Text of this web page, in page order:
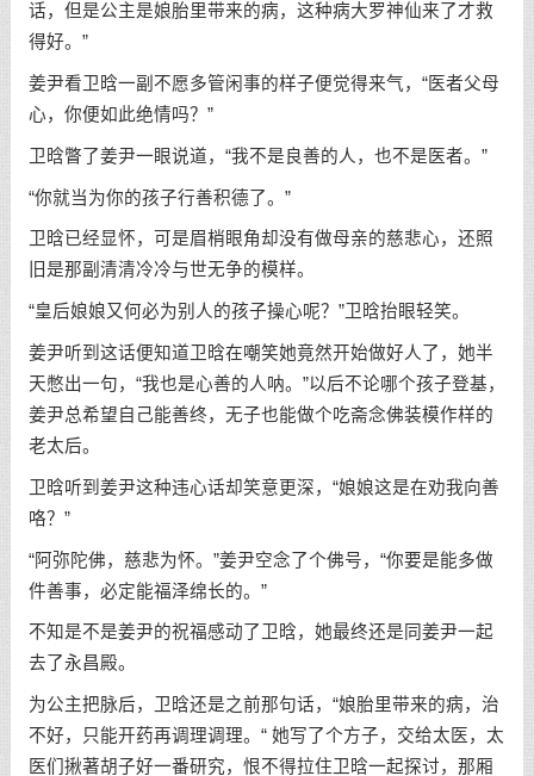
话，但是公主是娘胎里带来的病，这种病大罗神仙来了才救
得好。”
姜尹看卫晗一副不愿多管闲事的样子便觉得来气，“医者父母
心，你便如此绝情吗？”
卫晗瞥了姜尹一眼说道，“我不是良善的人，也不是医者。”
“你就当为你的孩子行善积德了。”
卫晗已经显怀，可是眉梢眼角却没有做母亲的慈悲心，还照
旧是那副清清冷冷与世无争的模样。
“皇后娘娘又何必为别人的孩子操心呢？”卫晗抬眼轻笑。
姜尹听到这话便知道卫晗在嘲笑她竟然开始做好人了，她半
天憋出一句，“我也是心善的人呐。”以后不论哪个孩子登基，
姜尹总希望自己能善终，无子也能做个吃斋念佛装模作样的
老太后。
卫晗听到姜尹这种违心话却笑意更深，“娘娘这是在劝我向善
咯？”
“阿弥陀佛，慈悲为怀。”姜尹空念了个佛号，“你要是能多做
件善事，必定能福泽绵长的。”
不知是不是姜尹的祝福感动了卫晗，她最终还是同姜尹一起
去了永昌殿。
为公主把脉后，卫晗还是之前那句话，“娘胎里带来的病，治
不好，只能开药再调理调理。“ 她写了个方子，交给太医，太
医们揪著胡子好一番研究，恨不得拉住卫晗一起探讨，那厢